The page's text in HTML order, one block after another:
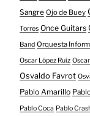
Sangre Ojo de Buey
Torres Once Guitars
Band Orquesta
Oscar López Ruiz
Osvaldo Favrot
Pablo Amarillo
Pablo Coca Pablo